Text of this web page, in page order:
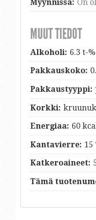
Myynnissä: On
MUUT TIEDOT
Alkoholi: 6.3 t-%
Pakkauskoko:
Pakkaustyyppi:
Korkki:
Energiaa: 60
Kantavierre: 15
Katkeroaineet:
Tämä